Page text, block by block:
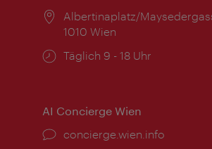
Ort:
Albertinaplatz/
1010 Wien
Öffnungszeiten:
Täglich 9 - 18 Uhr
AI Concierge Wien
Ort:
concierge.wien.info